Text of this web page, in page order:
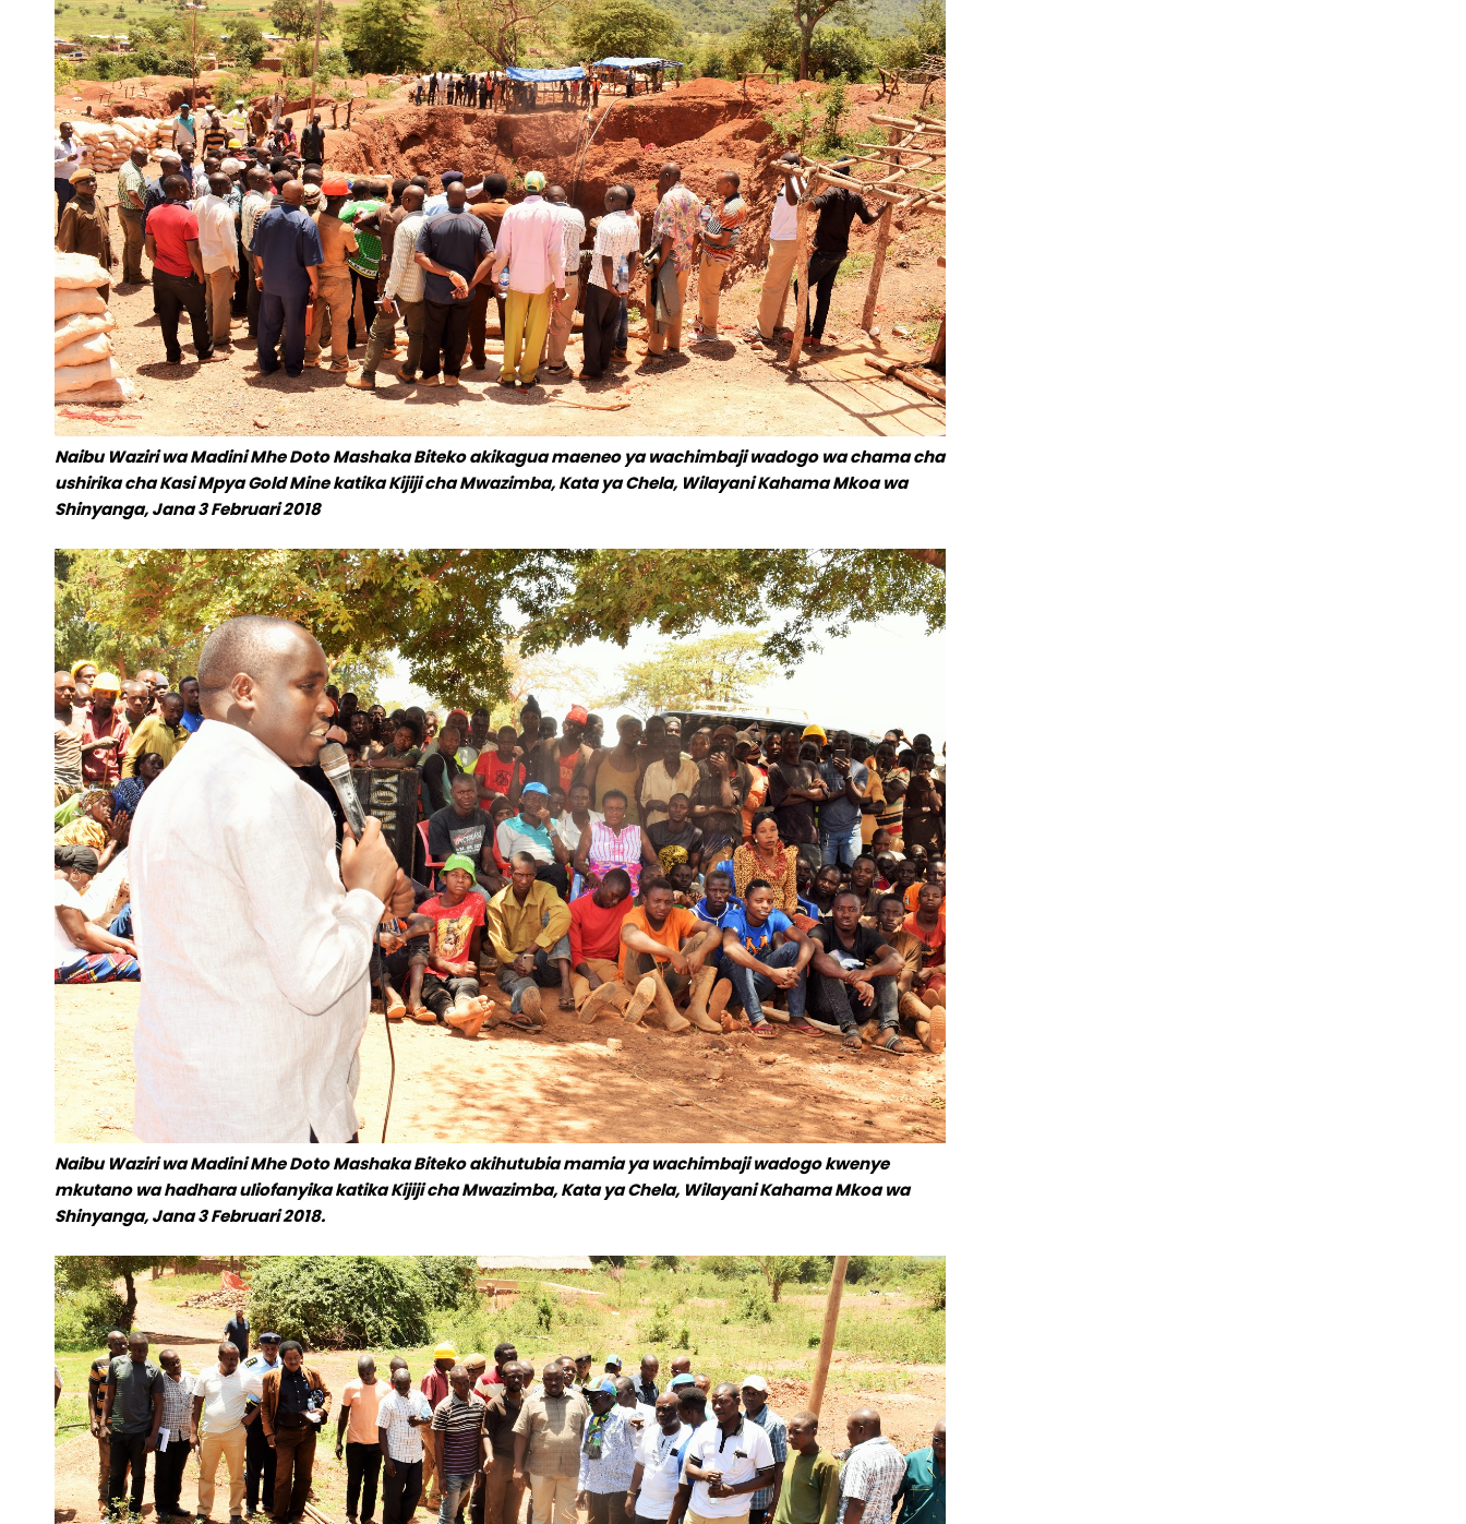
Naibu Waziri wa Madini Mhe Doto Mashaka Biteko akikagua maeneo ya wachimbaji wadogo wa chama cha
ushirika cha Kasi Mpya Gold Mine katika Kijiji cha Mwazimba, Kata ya Chela, Wilayani Kahama Mkoa wa
Shinyanga, Jana 3 Februari 2018
Naibu Waziri wa Madini Mhe Doto Mashaka Biteko akihutubia mamia ya wachimbaji wadogo kwenye
mkutano wa hadhara uliofanyika katika Kijiji cha Mwazimba, Kata ya Chela, Wilayani Kahama Mkoa wa
Shinyanga, Jana 3 Februari 2018.